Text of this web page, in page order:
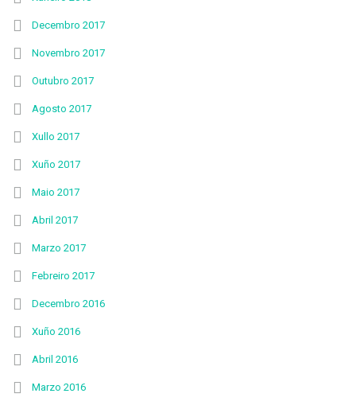
Decembro 2017
Novembro 2017
Outubro 2017
Agosto 2017
Xullo 2017
Xuño 2017
Maio 2017
Abril 2017
Marzo 2017
Febreiro 2017
Decembro 2016
Xuño 2016
Abril 2016
Marzo 2016